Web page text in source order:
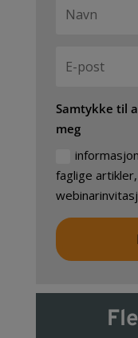
Samtykke til
meg
faglige